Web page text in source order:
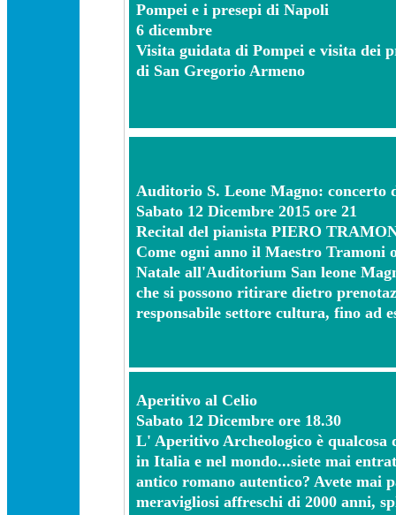
Pompei e i presepi di Napoli
6 dicembre
Visita guidata di Pompei e visita dei
di San Gregorio Armeno
Auditorio S. Leone Magno: concerto
Sabato 12 Dicembre 2015 ore 21
Recital del pianista PIERO
Come ogni anno il Maestro Tramoni
Natale all'Auditorium San leone
che si possono ritirare dietro
responsabile settore cultura, fino ad
Aperitivo al Celio
Sabato 12 Dicembre ore 18.30
L' Aperitivo Archeologico è qualcosa
in Italia e nel mondo...siete mai
antico romano autentico? Avete mai
meravigliosi affreschi di 2000 anni,